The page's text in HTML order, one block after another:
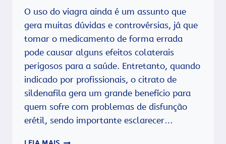
O uso do viagra ainda é um assunto que
gera muitas dúvidas e controvérsias, já que
tomar o medicamento de forma errada
pode causar alguns efeitos colaterais
perigosos para a saúde. Entretanto, quando
indicado por profissionais, o citrato de
sildenafila gera um grande benefício para
quem sofre com problemas de disfunção
erétil, sendo importante esclarecer…
20